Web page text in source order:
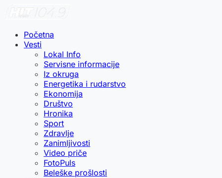
Početna
Vesti
Lokal Info
Servisne informacije
Iz okruga
Energetika i rudarstvo
Ekonomija
Društvo
Hronika
Sport
Zdravlje
Zanimljivosti
Video priče
FotoPuls
Beleške prošlosti